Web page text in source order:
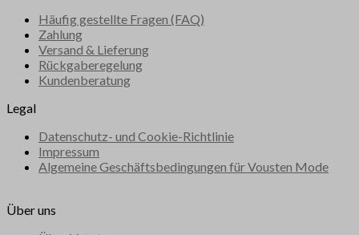
Häufig gestellte Fragen (FAQ)
Zahlung
Versand & Lieferung
Rückgaberegelung
Kundenberatung
Legal
Datenschutz- und Cookie-Richtlinie
Impressum
Algemeine Geschäftsbedingungen für Vousten Mode
Über uns